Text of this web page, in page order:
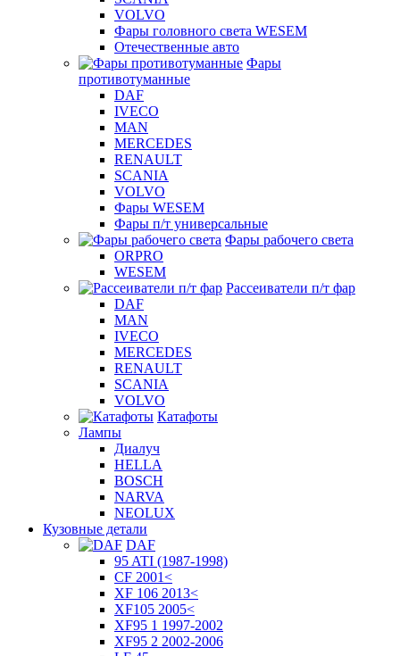
VOLVO
Фары головного света WESEM
Отечественные авто
Фары
противотуманные
DAF
IVECO
MAN
MERCEDES
RENAULT
SCANIA
VOLVO
Фары WESEM
Фары п/т универсальные
Фары рабочего света
ORPRO
WESEM
Рассеиватели п/т фар
DAF
MAN
IVECO
MERCEDES
RENAULT
SCANIA
VOLVO
Катафоты
Лампы
Диалуч
HELLA
BOSCH
NARVA
NEOLUX
Кузовные детали
DAF
95 ATI (1987-1998)
CF 2001<
XF 106 2013<
XF105 2005<
XF95 1 1997-2002
XF95 2 2002-2006